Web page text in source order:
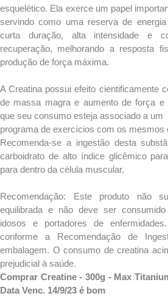
esquelético. Ela exerce um papel
servindo como uma reserva de
curta duração, alta intensidade e
recuperação, melhorando a resposta
produção de força máxima.
A Creatina possui efeito cientificamente
de massa magra e aumento de força e
que seu consumo esteja associado a um
programa de exercícios com os mesmos
Recomenda-se a ingestão desta
carboidrato de alto índice glicêmico
para dentro da célula muscular.
Recomendação: Este produto não
equilibrada e não deve ser
idosos e portadores de
conforme a Recomendação de
embalagem. O consumo de creatina
prejudicial à saúde.
Comprar Creatine - 300g - Max
Data Venc. 14/9/23 é bom